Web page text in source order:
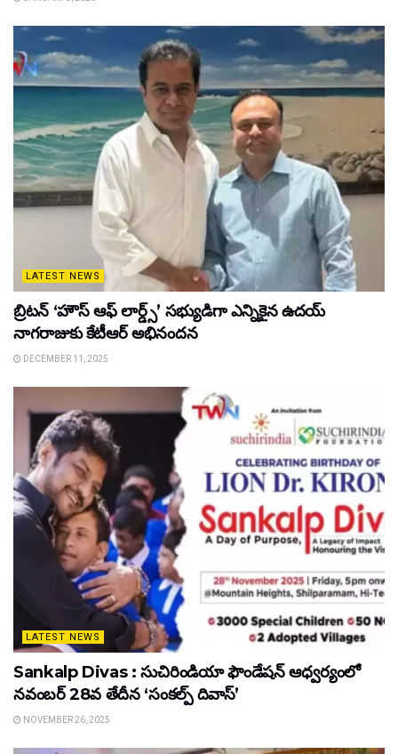
LATEST NEWS
బ్రిటన్ ‘హౌస్ ఆఫ్ లార్డ్స్’ సభ్యుడిగా ఎన్నికైన ఉదయ్
నాగరాజుకు కేటీఆర్ అభినందన
DECEMBER 11, 2025
LATEST NEWS
Sankalp Divas : సుచిరిండియా ఫౌండేషన్ ఆధ్వర్యంలో
నవంబర్ 28వ తేదీన ‘సంకల్ప్ దివాస్’
NOVEMBER 26, 2025